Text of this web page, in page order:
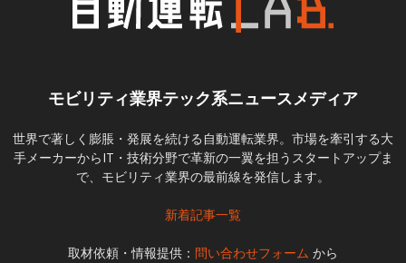
モビリティ業界テック系ニュースメディア
世界で著しく膨脹・発展を続ける自動運転業界。市場を牽引する大
手メーカーからIT・技術分野で革新の一翼を担うスタートアップま
で、モビリティ業界の最前線を発信します。
新着記事一覧
取材依頼・情報提供： 問い合わせフォーム から